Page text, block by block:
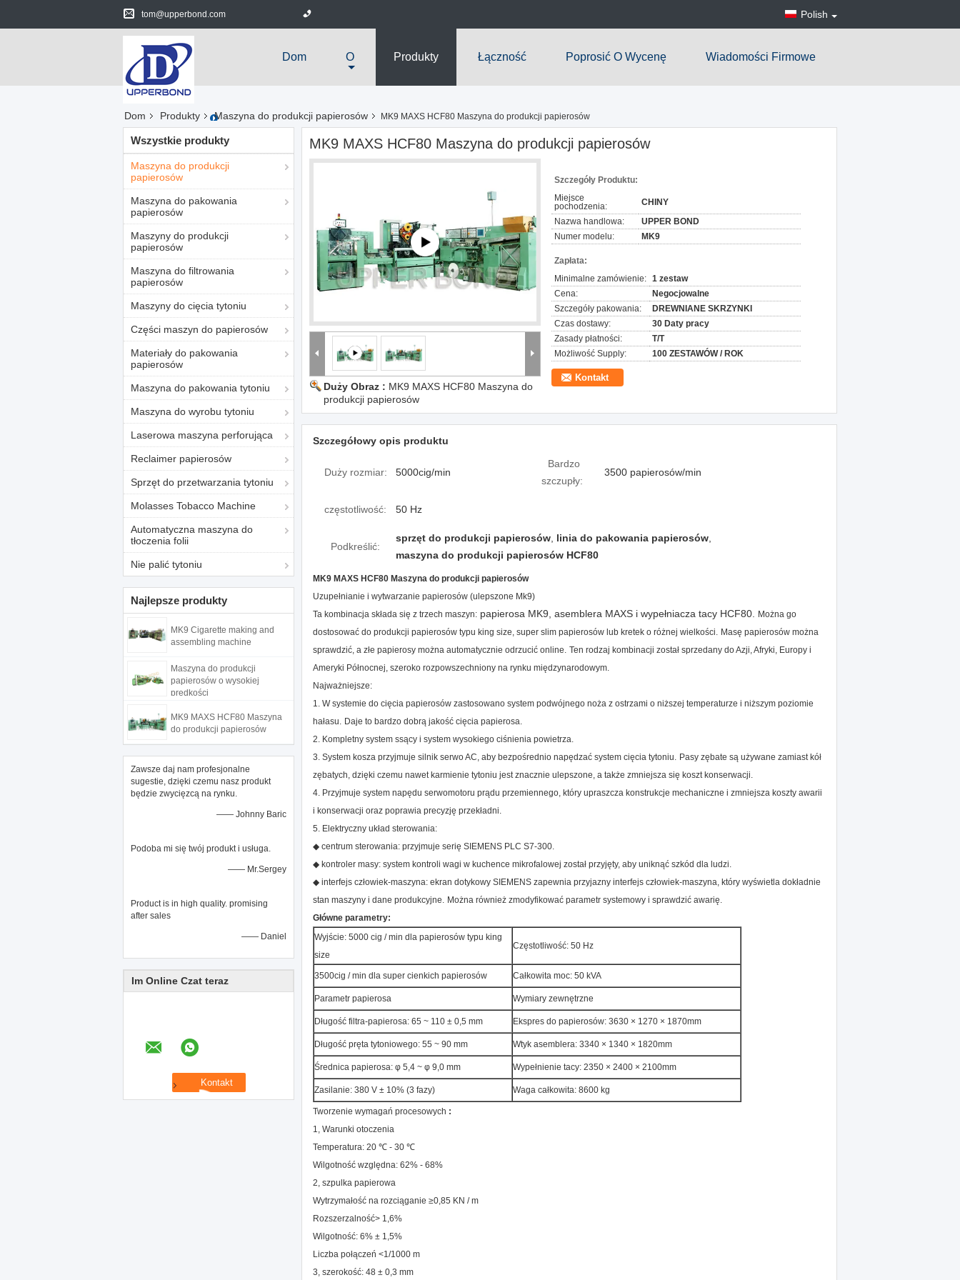
tom@upperbond.com Polish
Dom O Produkty Łączność Poprosić O Wycenę Wiadomości Firmowe
Dom Produkty Maszyna do produkcji papierosów MK9 MAXS HCF80 Maszyna do produkcji papierosów
Wszystkie produkty
Maszyna do produkcji
papierosów
Maszyna do pakowania
papierosów
Maszyny do produkcji
papierosów
Maszyna do filtrowania
papierosów
Maszyny do cięcia tytoniu
Części maszyn do papierosów
Materiały do ​​pakowania
papierosów
Maszyna do pakowania tytoniu
Maszyna do wyrobu tytoniu
Laserowa maszyna perforująca
Reclaimer papierosów
Sprzęt do przetwarzania tytoniu
Molasses Tobacco Machine
Automatyczna maszyna do
tłoczenia folii
Nie palić tytoniu
Najlepsze produkty
MK9 Cigarette making and
assembling machine
Maszyna do produkcji
papierosów o wysokiej
prędkości
MK9 MAXS HCF80 Maszyna
do produkcji papierosów
Zawsze daj nam profesjonalne
sugestie, dzięki czemu nasz produkt
będzie zwycięzcą na rynku.
—— Johnny Baric
Podoba mi się twój produkt i usługa.
—— Mr.Sergey
Product is in high quality. promising
after sales
—— Daniel
Im Online Czat teraz
MK9 MAXS HCF80 Maszyna do produkcji papierosów
Duży Obraz : MK9 MAXS HCF80 Maszyna do
produkcji papierosów
Szczegóły Produktu:
Miejsce
pochodzenia:
CHINY
Nazwa handlowa:
UPPER BOND
Numer modelu:
MK9
Zapłata:
Minimalne zamówienie: 1 zestaw
Cena:
Negocjowalne
Szczegóły pakowania:
DREWNIANE SKRZYNKI
Czas dostawy:
30 Daty pracy
Zasady płatności:
T/T
Możliwość Supply:
100 ZESTAWÓW / ROK
Kontakt
Szczegółowy opis produktu
Duży rozmiar: 5000cig/min
Bardzo
szczupły:
3500 papierosów/min
częstotliwość: 50 Hz
Podkreślić:
sprzęt do produkcji papierosów linia do pakowania papierosów
maszyna do produkcji papierosów HCF80
MK9 MAXS HCF80 Maszyna do produkcji papierosów
Uzupełnianie i wytwarzanie papierosów (ulepszone Mk9)
Ta kombinacja składa się z trzech maszyn: papierosa MK9, asemblera MAXS i wypełniacza tacy HCF80.
Można go
dostosować do produkcji papierosów typu king size, super slim papierosów lub kretek o różnej wielkości. Masę papierosów można
sprawdzić, a złe papierosy można automatycznie odrzucić online. Ten rodzaj kombinacji został sprzedany do Azji, Afryki, Europy i
Ameryki Północnej, szeroko rozpowszechniony na rynku międzynarodowym.
Najważniejsze:
1. W systemie do cięcia papierosów zastosowano system podwójnego noża z ostrzami o niższej temperaturze i niższym poziomie
hałasu. Daje to bardzo dobrą jakość cięcia papierosa.
2. Kompletny system ssący i system wysokiego ciśnienia powietrza.
3. System kosza przyjmuje silnik serwo AC, aby bezpośrednio napędzać system cięcia tytoniu. Pasy zębate są używane zamiast kół
zębatych, dzięki czemu nawet karmienie tytoniu jest znacznie ulepszone, a także zmniejsza się koszt konserwacji.
4. Przyjmuje system napędu serwomotoru prądu przemiennego, który upraszcza konstrukcje mechaniczne i zmniejsza koszty awarii
i konserwacji oraz poprawia precyzję przekładni.
5. Elektryczny układ sterowania:
◆ centrum sterowania: przyjmuje serię SIEMENS PLC S7-300.
◆ kontroler masy: system kontroli wagi w kuchence mikrofalowej został przyjęty, aby uniknąć szkód dla ludzi.
◆ interfejs człowiek-maszyna: ekran dotykowy SIEMENS zapewnia przyjazny interfejs człowiek-maszyna, który wyświetla dokładnie
stan maszyny i dane produkcyjne. Można również zmodyfikować parametr systemowy i sprawdzić awarię.
Główne parametry:
Wyjście: 5000 cig / min dla papierosów typu king
size
Częstotliwość: 50 Hz
3500cig / min dla super cienkich papierosów Całkowita moc: 50 kVA
Parametr papierosa Wymiary zewnętrzne
Długość filtra-papierosa: 65 ~ 110 ± 0,5 mm Ekspres do papierosów: 3630 × 1270 × 1870mm
Długość pręta tytoniowego: 55 ~ 90 mm Wtyk asemblera: 3340 × 1340 × 1820mm
Średnica papierosa: φ 5,4 ~ φ 9,0 mm Wypełnienie tacy: 2350 × 2400 × 2100mm
Zasilanie: 380 V ± 10% (3 fazy) Waga całkowita: 8600 kg
Tworzenie wymagań procesowych :
1, Warunki otoczenia
Temperatura: 20 ℃ - 30 ℃
Wilgotność względna: 62% - 68%
2, szpulka papierowa
Wytrzymałość na rozciąganie ≥0,85 KN / m
Rozszerzalność> 1,6%
Wilgotność: 6% ± 1,5%
Liczba połączeń <1/1000 m
3, szerokość: 48 ± 0,3 mm